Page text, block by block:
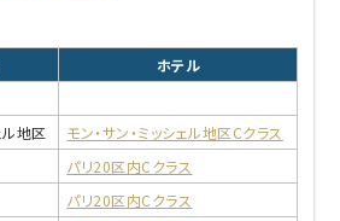
ホテル
ル地区
モン・サン・ミッシェル地区Cクラス
パリ20区内Cクラス
パリ20区内Cクラス